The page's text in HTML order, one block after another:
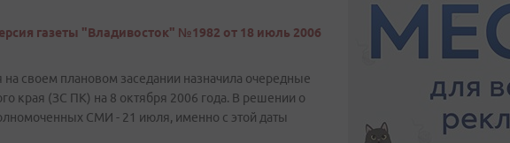
газеты "Владивосток" №1982 от 18 июль 2006
своем плановом заседании назначила очередные
края (ЗС ПК) на 8 октября 2006 года. В решении о
СМИ - 21 июля, именно с этой даты